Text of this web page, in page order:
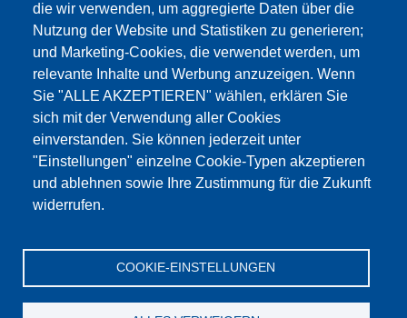
die wir verwenden, um aggregierte Daten über die
Nutzung der Website und Statistiken zu generieren;
und Marketing-Cookies, die verwendet werden, um
relevante Inhalte und Werbung anzuzeigen. Wenn
Sie "ALLE AKZEPTIEREN" wählen, erklären Sie
sich mit der Verwendung aller Cookies
einverstanden. Sie können jederzeit unter
"Einstellungen" einzelne Cookie-Typen akzeptieren
und ablehnen sowie Ihre Zustimmung für die Zukunft
widerrufen.
COOKIE-EINSTELLUNGEN
Dieser Inhalt ist blockiert, da die Google Maps
Cookies nicht akzeptiert wurden.
NUR DIE GOOGLE MAPS COOKIES
AKZEPTIEREN.
Alle Cookies akzeptieren